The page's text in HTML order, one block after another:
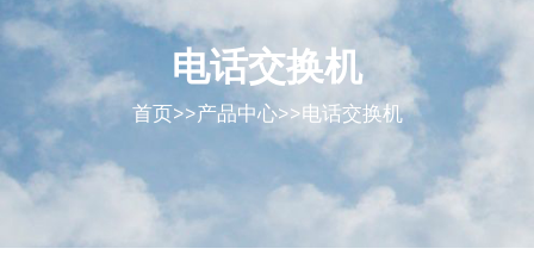
电话交换机
首页>>产品中心>>电话交换机